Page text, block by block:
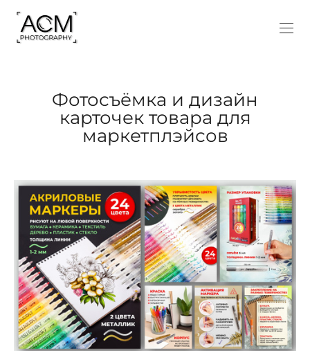
Фотосъёмка и дизайн
карточек товара для
маркетплэйсов